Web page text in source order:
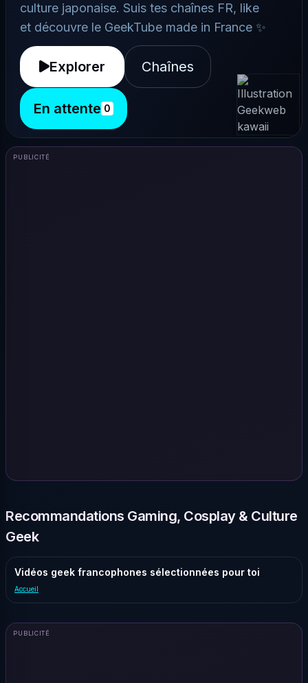
culture japonaise. Suis tes chaînes FR, like
et découvre le GeekTube made in France ✨
Explorer Chaînes
En attente 0
PUBLICITÉ
Recommandations Gaming, Cosplay & Culture
Geek
Vidéos geek francophones sélectionnées pour toi
Accueil
PUBLICITÉ